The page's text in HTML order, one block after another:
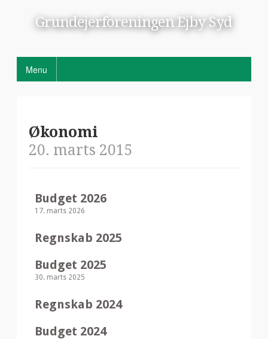
Grundejerforeningen Ejby Syd
Menu
Økonomi
20. marts 2015
Budget 2026
17. marts 2026
Regnskab 2025
Budget 2025
30. marts 2025
Regnskab 2024
Budget 2024